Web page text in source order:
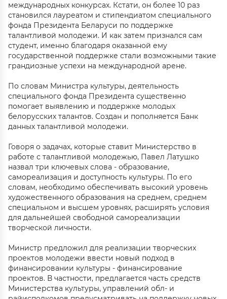
международных конкурсах. Кстати, он более 10 раз
становился лауреатом и стипендиатом специального
фонда Президента Беларуси по поддержке
талантливой молодежи. И как затем признался сам
студент, именно благодаря оказанной ему
государственной поддержке стали возможными такие
грандиозные успехи на международной арене.
По словам Министра культуры, деятельность
специального фонда Президента существенно
помогает выявлению и поддержке молодых
белорусских талантов. Создан и пополняется Банк
данных талантливой молодежи.
Говоря о задачах, которые ставит Министерство в
работе с талантливой молодежью, Павел Латушко
назвал три ключевых слова - образование,
самореализация и доступность культуры. По его
словам, необходимо обеспечивать высокий уровень
художественного образования на среднем, среднем
специальном и высшем уровнях, расширять условия
для дальнейшей свободной самореализации
творческой личности.
Министр предложил для реализации творческих
проектов молодежи ввести новый подход в
финансировании культуры - финансирование
проектов. В частности, предлагается часть средств
Министерства культуры, управлений обл- и